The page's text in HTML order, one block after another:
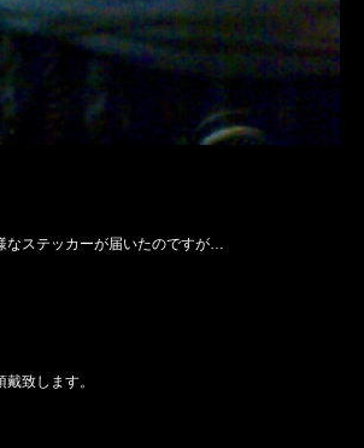
なステッカーが届いたのですが…
致します。